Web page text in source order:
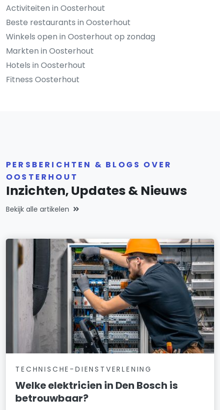
Activiteiten in Oosterhout
Beste restaurants in Oosterhout
Winkels open in Oosterhout op zondag
Markten in Oosterhout
Hotels in Oosterhout
Fitness Oosterhout
PERSBERICHTEN & BLOGS OVER
OOSTERHOUT
Inzichten, Updates & Nieuws
Bekijk alle artikelen
TECHNISCHE-DIENSTVERLENING
Welke elektricien in Den Bosch is
betrouwbaar?